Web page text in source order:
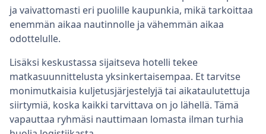
ja vaivattomasti eri puolille kaupunkia, mikä tarkoittaa
enemmän aikaa nautinnolle ja vähemmän aikaa
odottelulle.
Lisäksi keskustassa sijaitseva hotelli tekee
matkasuunnittelusta yksinkertaisempaa. Et tarvitse
monimutkaisia kuljetusjärjestelyjä tai aikataulutettuja
siirtymiä, koska kaikki tarvittava on jo lähellä. Tämä
vapauttaa ryhmäsi nauttimaan lomasta ilman turhia